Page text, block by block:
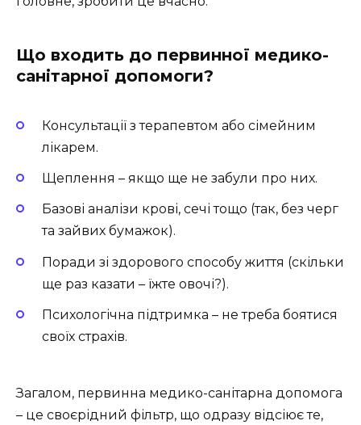
Що входить до первинної медико-
санітарної допомоги?
Консультації з терапевтом або сімейним
лікарем.
Щеплення – якщо ще не забули про них.
Базові аналізи крові, сечі тощо (так, без черг
та зайвих бумажок).
Поради зі здорового способу життя (скільки
ще раз казати – їжте овочі?).
Психологічна підтримка – не треба боятися
своїх страхів.
Загалом, первинна медико-санітарна допомога
– це своєрідний фільтр, що одразу відсіює те,